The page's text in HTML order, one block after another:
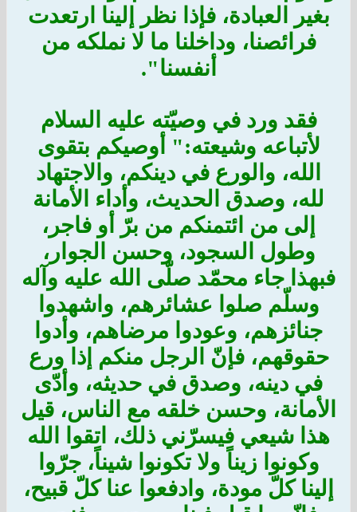
بغير العبادة، فإذا نظر إلينا ارتعدت
فرائصنا، وداخلنا ما لا نملكه من
أنفسنا".
فقد ورد في وصيّته عليه السلام
لأتباعه وشيعته:" أوصيكم بتقوى
الله، والورع في دينكم، والاجتهاد
لله، وصدق الحديث، وأداء الأمانة
إلى من ائتمنكم من برّ أو فاجر،
وطول السجود، وحسن الجوار،
فبهذا جاء محمّد صلّى الله عليه وآله
وسلّم صلوا عشائرهم، واشهدوا
جنائزهم، وعودوا مرضاهم، وأدوا
حقوقهم، فإنّ الرجل منكم إذا ورع
في دينه، وصدق في حديثه، وأدّى
الأمانة، وحسن خلقه مع الناس، قيل
هذا شيعي فيسرّني ذلك، اتقوا الله
وكونوا زيناً ولا تكونوا شيناً، جرّوا
إلينا كلّ مودة، وادفعوا عنا كلّ قبيح،